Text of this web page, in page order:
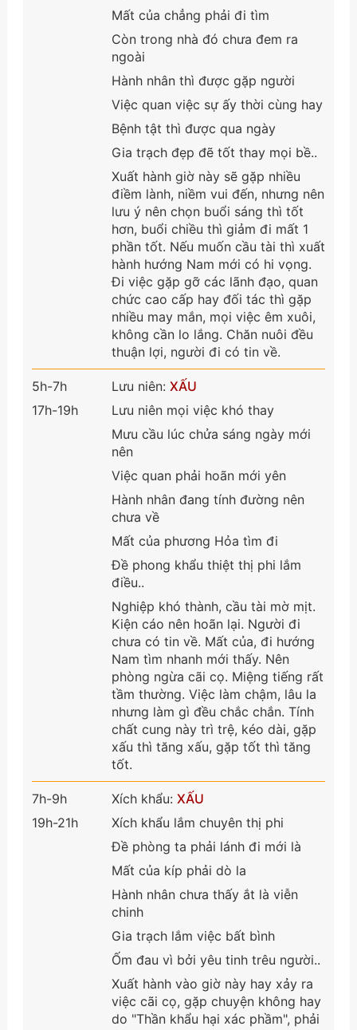
Mất của chẳng phải đi tìm
Còn trong nhà đó chưa đem ra
ngoài
Hành nhân thì được gặp người
Việc quan việc sự ấy thời cùng hay
Bệnh tật thì được qua ngày
Gia trạch đẹp đẽ tốt thay mọi bề..
Xuất hành giờ này sẽ gặp nhiều
điềm lành, niềm vui đến, nhưng nên
lưu ý nên chọn buổi sáng thì tốt
hơn, buổi chiều thì giảm đi mất 1
phần tốt. Nếu muốn cầu tài thì xuất
hành hướng Nam mới có hi vọng.
Đi việc gặp gỡ các lãnh đạo, quan
chức cao cấp hay đối tác thì gặp
nhiều may mắn, mọi việc êm xuôi,
không cần lo lắng. Chăn nuôi đều
thuận lợi, người đi có tin về.
5h-7h
17h-19h
Lưu niên: XẤU
Lưu niên mọi việc khó thay
Mưu cầu lúc chửa sáng ngày mới
nên
Việc quan phải hoãn mới yên
Hành nhân đang tính đường nên
chưa về
Mất của phương Hỏa tìm đi
Đề phong khẩu thiệt thị phi lắm
điều..
Nghiệp khó thành, cầu tài mờ mịt.
Kiện cáo nên hoãn lại. Người đi
chưa có tin về. Mất của, đi hướng
Nam tìm nhanh mới thấy. Nên
phòng ngừa cãi cọ. Miệng tiếng rất
tầm thường. Việc làm chậm, lâu la
nhưng làm gì đều chắc chắn. Tính
chất cung này trì trệ, kéo dài, gặp
xấu thì tăng xấu, gặp tốt thì tăng
tốt.
7h-9h
19h-21h
Xích khẩu: XẤU
Xích khẩu lắm chuyên thị phi
Đề phòng ta phải lánh đi mới là
Mất của kíp phải dò la
Hành nhân chưa thấy ắt là viễn
chinh
Gia trạch lắm việc bất bình
Ốm đau vì bởi yêu tinh trêu người..
Xuất hành vào giờ này hay xảy ra
việc cãi cọ, gặp chuyện không hay
do "Thần khẩu hại xác phầm", phải